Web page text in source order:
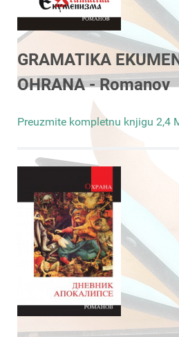
GRAMATIKA
OHRANA - Romanov
Preuzmite kompletnu knjigu 2,4